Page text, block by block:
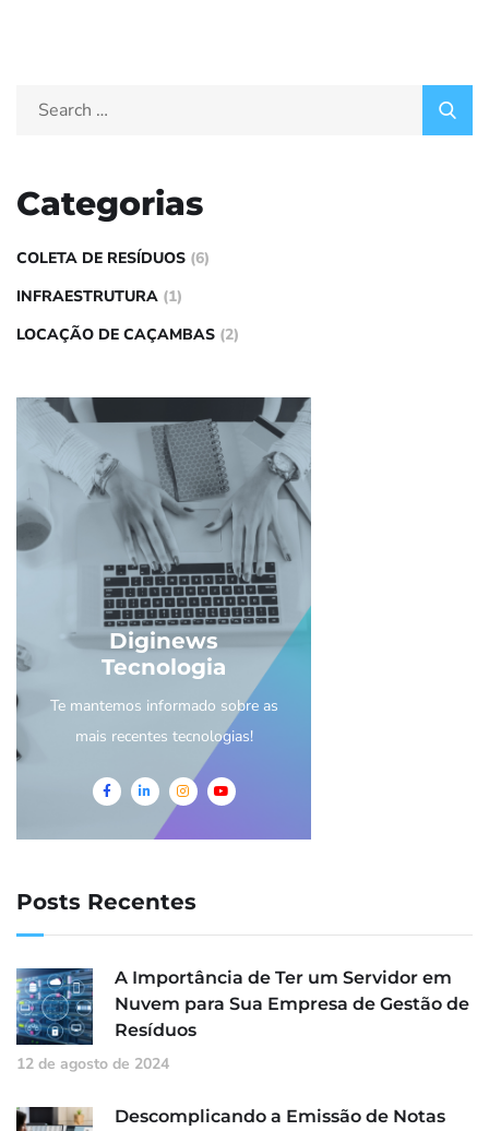
Categorias
COLETA DE RESÍDUOS (6)
INFRAESTRUTURA (1)
LOCAÇÃO DE CAÇAMBAS (2)
Diginews
Tecnologia
Te mantemos informado sobre as
mais recentes tecnologias!
Posts Recentes
A Importância de Ter um Servidor em
Nuvem para Sua Empresa de Gestão de
Resíduos
12 de agosto de 2024
Descomplicando a Emissão de Notas